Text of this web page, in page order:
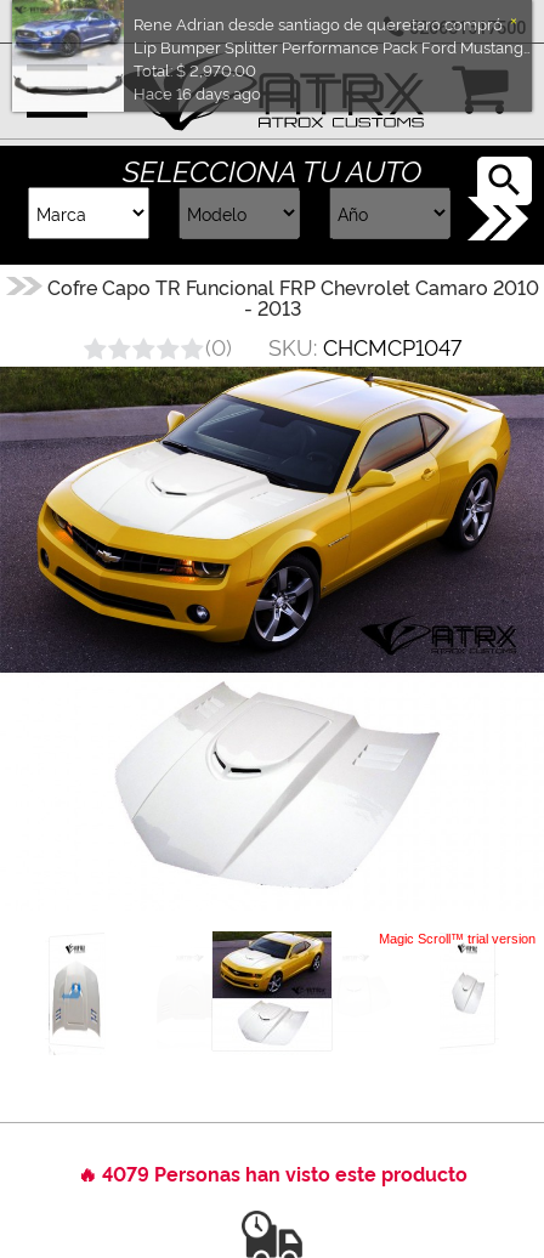
Marcas
Reputación
Cotizador
Contacto
526631617500
SELECCIONA TU AUTO
Cofre Capo TR Funcional FRP Chevrolet Camaro 2010
- 2013
(0) SKU: CHCMCP1047
Magic Scroll™ trial version
🔥 4079 Personas han visto este producto
Rene Adrian desde santiago de queretaro compró
Total: $ 2,970.00
Hace 16 days ago